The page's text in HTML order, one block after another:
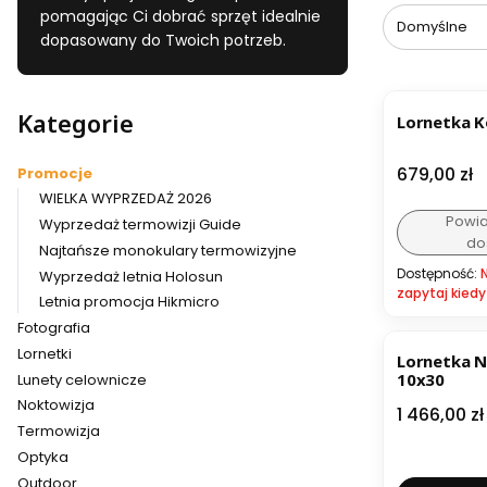
pomagając Ci dobrać sprzęt idealnie
dopasowany do Twoich potrzeb.
Kategorie
Promocje
WIELKA WYPRZEDAŻ 2026
Wyprzedaż termowizji Guide
Najtańsze monokulary termowizyjne
Wyprzedaż letnia Holosun
Letnia promocja Hikmicro
Fotografia
Lornetki
Lunety celownicze
Noktowizja
Termowizja
Optyka
Domyślne
Lornetka
Cena
679,00 zł
Dostępność:
zapytaj
Lornetka
10x30
Cena
1 466,00 zł